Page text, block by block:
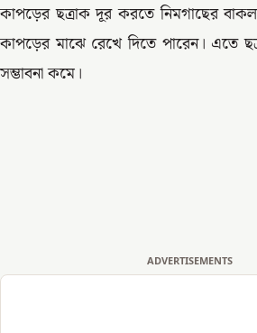
কাপড়ের ছত্রাক দূর করতে নিমগাছের
কাপড়ের মাঝে রেখে দিতে পারেন। এতে
সম্ভাবনা কমে।
ADVERTISEMENTS